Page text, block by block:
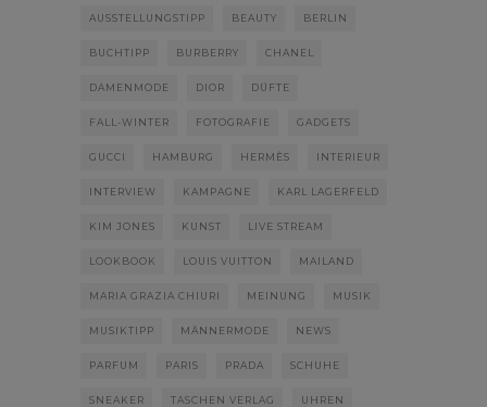
AUSSTELLUNGSTIPP BEAUTY BERLIN
BUCHTIPP BURBERRY CHANEL
DAMENMODE DIOR DÜFTE
FALL-WINTER FOTOGRAFIE GADGETS
GUCCI HAMBURG HERMÈS INTERIEUR
INTERVIEW KAMPAGNE KARL LAGERFELD
KIM JONES KUNST LIVE STREAM
LOOKBOOK LOUIS VUITTON MAILAND
MARIA GRAZIA CHIURI MEINUNG MUSIK
MUSIKTIPP MÄNNERMODE NEWS
PARFUM PARIS PRADA SCHUHE
SNEAKER TASCHEN VERLAG UHREN